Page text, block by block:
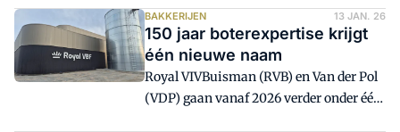
verse deeg dat de bakkerij inkoopt voor
onder andere saucijzenbroodjes,
appelflappen en tompoezen, haalt de
bakkerij echter meer dan smaak en
gemak in huis.
BAKKERIJEN 13 JAN. 26
150 jaar boterexpertise krijgt
één nieuwe naam
Royal VIVBuisman (RVB) en Van der Pol
(VDP) gaan vanaf 2026 verder onder één